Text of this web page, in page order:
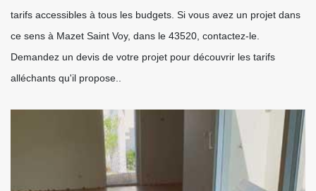
tarifs accessibles à tous les budgets. Si vous avez un projet dans
ce sens à Mazet Saint Voy, dans le 43520, contactez-le.
Demandez un devis de votre projet pour découvrir les tarifs
alléchants qu'il propose..